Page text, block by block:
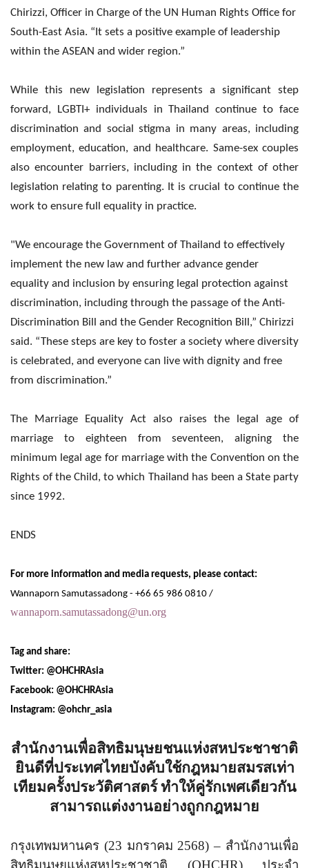
Chirizzi, Officer in Charge of the UN Human Rights Office for
South-East Asia. “It sets a positive example of leadership
within the ASEAN and wider region.”
While this new legislation represents a significant step
forward, LGBTI+ individuals in Thailand continue to face
discrimination and social stigma in many areas, including
employment, education, and healthcare. Same-sex couples
also encounter barriers, including in the context of other
legislation relating to parenting. It is crucial to continue the
work to ensure full equality in practice.
"We encourage the Government of Thailand to effectively
implement the new law and further advance gender
equality and inclusion by ensuring legal protection against
discrimination, including through the passage of the Anti-
Discrimination Bill and the Gender Recognition Bill,” Chirizzi
said. “These steps are key to foster a society where diversity
is celebrated, and everyone can live with dignity and free
from discrimination.”
The Marriage Equality Act also raises the legal age of
marriage to eighteen from seventeen, aligning the
minimum legal age for marriage with the Convention on the
Rights of the Child, to which Thailand has been a State party
since 1992.
ENDS
For more information and media requests, please contact:
Wannaporn Samutassadong - +66 65 986 0810 /
wannaporn.samutassadong@un.org
Tag and share:
Twitter: @OHCHRAsia
Facebook: @OHCHRAsia
Instagram: @ohchr_asia
สำนักงานเพื่อสิทธิมนุษยชนแห่งสหประชาชาติ
ยินดีที่ประเทศไทยบังคับใช้กฎหมายสมรสเท่า
เทียมครั้งประวัติศาสตร์ ทำให้คู่รักเพศเดียวกัน
สามารถแต่งงานอย่างถูกกฎหมาย
กรุงเทพมหานคร (23 มกราคม 2568)– สำนักงานเพื่อ
สิทธิมนุษยแห่งสหประชาชาติ (OHCHR) ประจำ